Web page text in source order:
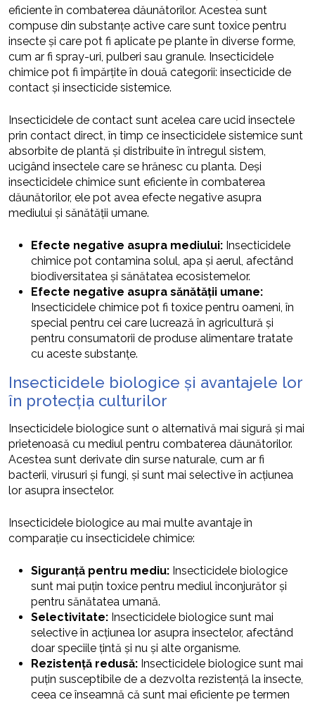
eficiente în combaterea dăunătorilor. Acestea sunt
compuse din substanțe active care sunt toxice pentru
insecte și care pot fi aplicate pe plante în diverse forme,
cum ar fi spray-uri, pulberi sau granule. Insecticidele
chimice pot fi împărțite în două categorii: insecticide de
contact și insecticide sistemice.
Insecticidele de contact sunt acelea care ucid insectele
prin contact direct, în timp ce insecticidele sistemice sunt
absorbite de plantă și distribuite în întregul sistem,
ucigând insectele care se hrănesc cu planta. Deși
insecticidele chimice sunt eficiente în combaterea
dăunătorilor, ele pot avea efecte negative asupra
mediului și sănătății umane.
Efecte negative asupra mediului: Insecticidele
chimice pot contamina solul, apa și aerul, afectând
biodiversitatea și sănătatea ecosistemelor.
Efecte negative asupra sănătății umane:
Insecticidele chimice pot fi toxice pentru oameni, în
special pentru cei care lucrează în agricultură și
pentru consumatorii de produse alimentare tratate
cu aceste substanțe.
Insecticidele biologice și avantajele lor
în protecția culturilor
Insecticidele biologice sunt o alternativă mai sigură și mai
prietenoasă cu mediul pentru combaterea dăunătorilor.
Acestea sunt derivate din surse naturale, cum ar fi
bacterii, virusuri și fungi, și sunt mai selective în acțiunea
lor asupra insectelor.
Insecticidele biologice au mai multe avantaje în
comparație cu insecticidele chimice:
Siguranță pentru mediu: Insecticidele biologice
sunt mai puțin toxice pentru mediul înconjurător și
pentru sănătatea umană.
Selectivitate: Insecticidele biologice sunt mai
selective în acțiunea lor asupra insectelor, afectând
doar speciile țintă și nu și alte organisme.
Rezistență redusă: Insecticidele biologice sunt mai
puțin susceptibile de a dezvolta rezistență la insecte,
ceea ce înseamnă că sunt mai eficiente pe termen